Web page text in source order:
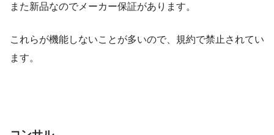
また新品なのでメーカー保証があります。
これらが機能しないことが多いので、規約で禁止されてい
ます。